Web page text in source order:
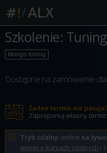
Szkolenie:
Mongo-tuning
Dostępne na zamówienie
Żaden termin nie
Zaproponuj własny
Tryb zdalny: online na
więcej o kursach zdalnych i